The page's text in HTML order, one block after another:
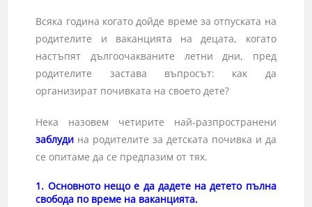
Всяка година когато дойде време за отпуската на
родителите и ваканцията на децата, когато
настъпят дългоочакваните летни дни, пред
родителите застава въпросът: как да
организират почивката на своето дете?
Нека назовем четирите най-разпространени
заблуди на родителите за детската почивка и да
се опитаме да се предпазим от тях.
1. Основното нещо е да дадете на детето пълна
свобода по време на ваканцията.